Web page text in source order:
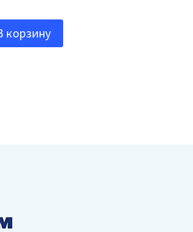
корзину